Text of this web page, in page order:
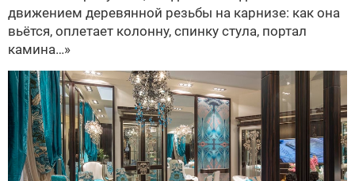
движением деревянной резьбы на карнизе: как она
вьётся, оплетает колонну, спинку стула, портал
камина…»